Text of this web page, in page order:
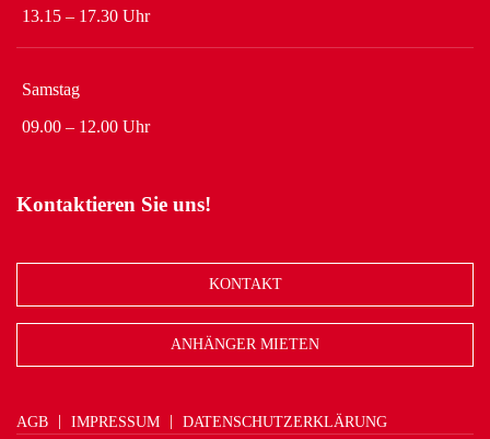
13.15 – 17.30 Uhr
Samstag
09.00 – 12.00 Uhr
Kontaktieren Sie uns!
KONTAKT
ANHÄNGER MIETEN
AGB IMPRESSUM DATENSCHUTZERKLÄRUNG